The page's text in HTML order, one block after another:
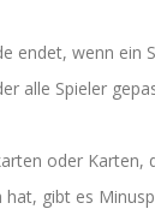
endet, wenn ein
alle Spieler
oder Karten,
hat, gibt es